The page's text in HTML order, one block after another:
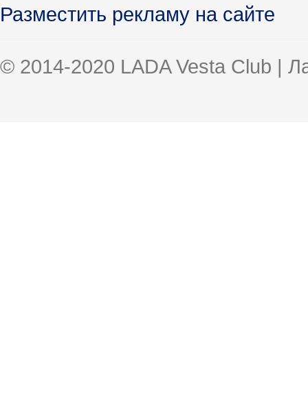
Разместить рекламу на сайте
© 2014-2020 LADA Vesta Club |